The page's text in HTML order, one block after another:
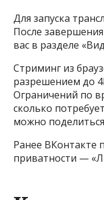
Для запуска
После
вас в разделе
Стриминг из
разрешением до
Ограничений по
сколько
можно
Ранее ВКонтакте
приватности —